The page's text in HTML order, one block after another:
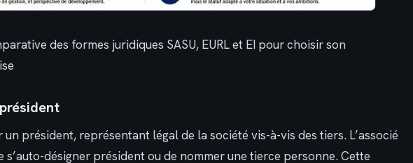
des formes juridiques SASU, EURL et EI pour choisir son
un président, représentant légal de la société vis-à-vis des tiers. L’associé
s’auto-désigner président ou de nommer une tierce personne. Cette